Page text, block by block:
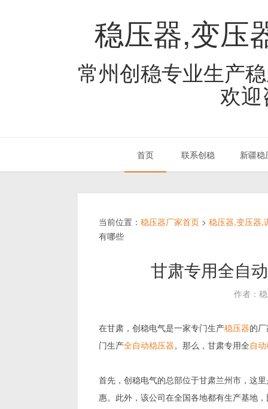
稳压器,变压
常州创稳专业生产
欢
首页 联系创稳 新疆稳
当前位置： 稳压器厂家首页 > 稳压器,变压器,
有哪些
甘肃专用全自
作者：
在甘肃，创稳电气是一家专门生产稳压器的
门生产全自动稳压器。那么，甘肃专用全自
首先，创稳电气的总部位于甘肃兰州市，这
惠。此外，该公司在全国各地都有生产基地